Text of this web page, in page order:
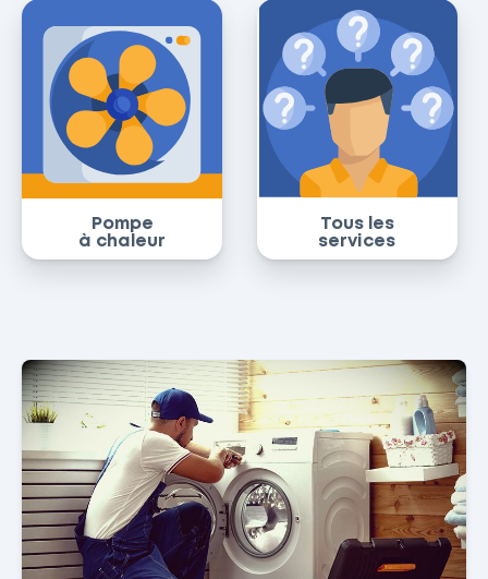
Pompe
à chaleur
Tous les
services